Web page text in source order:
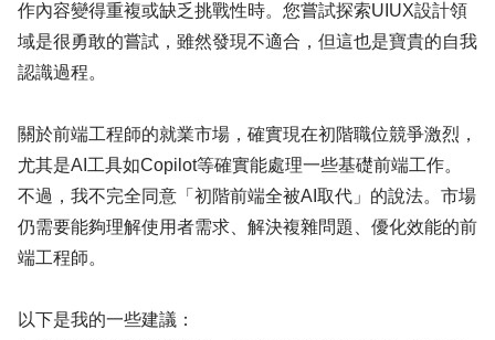
作內容變得重複或缺乏挑戰性時。您嘗試探索UIUX設計領
域是很勇敢的嘗試，雖然發現不適合，但這也是寶貴的自我
認識過程。
關於前端工程師的就業市場，確實現在初階職位競爭激烈，
尤其是AI工具如Copilot等確實能處理一些基礎前端工作。
不過，我不完全同意「初階前端全被AI取代」的說法。市場
仍需要能夠理解使用者需求、解決複雜問題、優化效能的前
端工程師。
以下是我的一些建議：